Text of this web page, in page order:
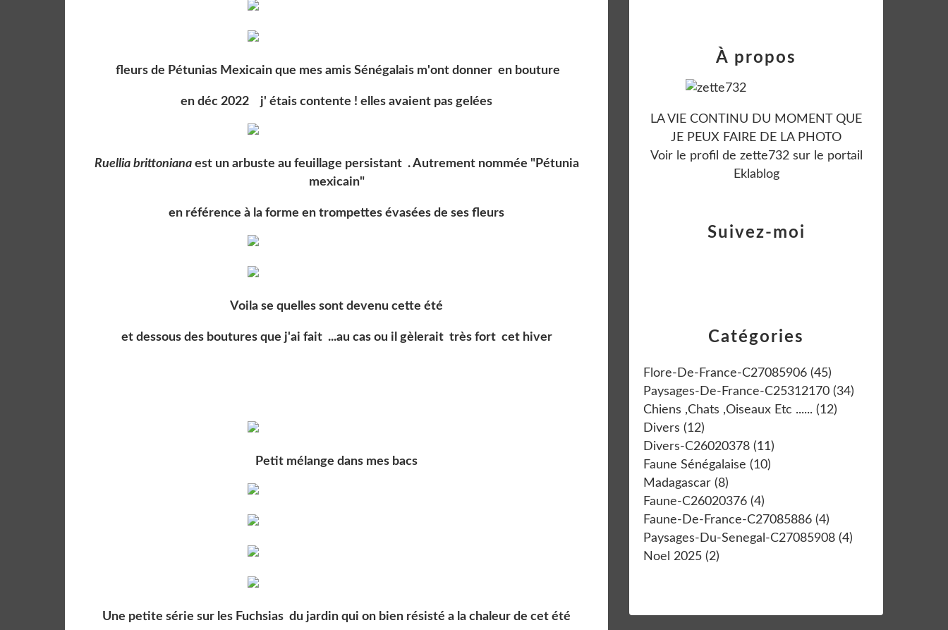
fleurs de Pétunias Mexicain que mes amis Sénégalais m'ont donner en bouture
en déc 2022 j' étais contente ! elles avaient pas gelées
Ruellia brittonianaest un arbuste au feuillage persistant . Autrement nommée "Pétunia
mexicain"
en référence à la forme en trompettes évasées de ses fleurs
Voila se quelles sont devenu cette été
et dessous des boutures que j'ai fait ...au cas ou il gèlerait très fort cet hiver
Petit mélange dans mes bacs
Une petite série sur les Fuchsias du jardin qui on bien résisté a la chaleur de cet été
Catégories
Flore-De-France-C27085906 (45)
Paysages-De-France-C25312170 (34)
Chiens ,chats ,oiseaux Etc ...... (12)
Divers (12)
Divers-C26020378 (11)
Faune Sénégalaise (10)
Madagascar (8)
Faune-C26020376 (4)
Faune-De-France-C27085886 (4)
Paysages-Du-Senegal-C27085908 (4)
Noel 2025 (2)
Suivez-moi
À propos
LA VIE CONTINU DU MOMENT QUE
JE PEUX FAIRE DE LA PHOTO
Voir le profil de zette732sur le portail
Eklablog